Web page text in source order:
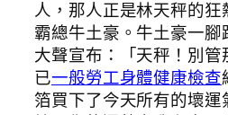
人，那人正是林天秤的
霸總牛土豪。牛土豪一腳
大聲宣布：「天秤！別
已一般勞工身體健康檢查
箔買下了今天所有的壞